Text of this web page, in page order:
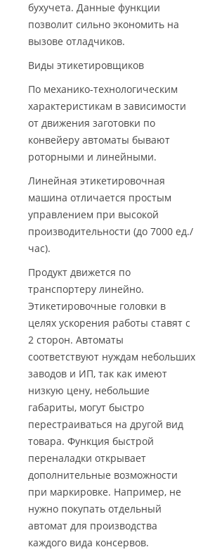
бухучета. Данные функции
позволит сильно экономить на
вызове отладчиков.
Виды этикетировщиков
По механико-технологическим
характеристикам в зависимости
от движения заготовки по
конвейеру автоматы бывают
роторными и линейными.
Линейная этикетировочная
машина отличается простым
управлением при высокой
производительности (до 7000 ед./
час).
Продукт движется по
транспортеру линейно.
Этикетировочные головки в
целях ускорения работы ставят с
2 сторон. Автоматы
соответствуют нуждам небольших
заводов и ИП, так как имеют
низкую цену, небольшие
габариты, могут быстро
перестраиваться на другой вид
товара. Функция быстрой
переналадки открывает
дополнительные возможности
при маркировке. Например, не
нужно покупать отдельный
автомат для производства
каждого вида консервов.